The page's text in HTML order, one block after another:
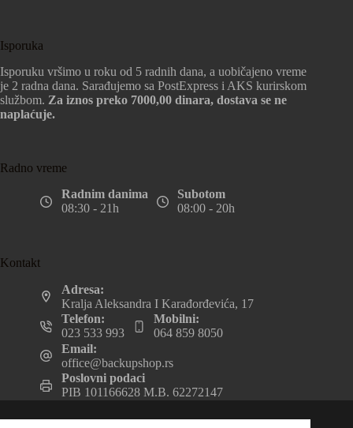
Isporuka
Isporuku vršimo u roku od 5 radnih dana, a uobičajeno vreme
je 2 radna dana. Sarađujemo sa PostExpress i AKS kurirskom
službom. Za iznos preko 7000,00 dinara, dostava se ne
naplaćuje.
Radno vreme
Radnim danima
08:30 - 21h
Subotom
08:00 - 20h
Kontakt
Adresa:
Kralja Aleksandra I Karađorđevića, 17
Telefon:
023 533 993
Mobilni:
064 859 8050
Email:
office@backupshop.rs
Poslovni podaci
PIB 101166628 M.B. 62272147